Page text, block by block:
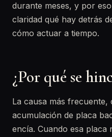
durante meses, y por
claridad qué hay detrás
cómo actuar a tiempo.
¿Por qué se
La causa más frecuente,
acumulación de placa
encía. Cuando esa placa